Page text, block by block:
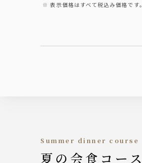
表示価格はすべて税込み価格です。
Summer dinner course
夏の会食コース